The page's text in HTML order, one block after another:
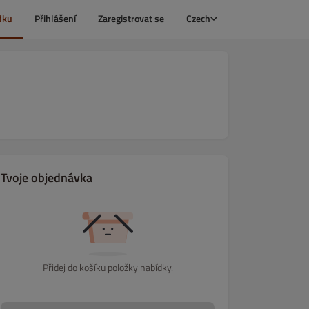
Přihlášení Zaregistrovat se Czech
Tvoje objednávka
Přidej do košíku položky nabídky.